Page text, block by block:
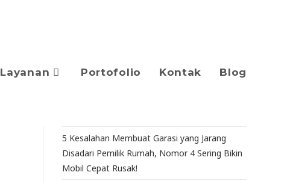
Layanan Portofolio Kontak Blog
5 Kesalahan Membuat Garasi yang Jarang
Disadari Pemilik Rumah, Nomor 4 Sering Bikin
Mobil Cepat Rusak!